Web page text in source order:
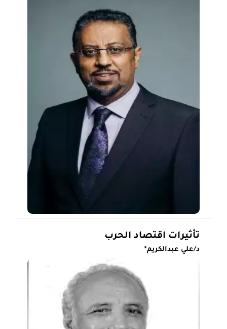
تأثيرات اقتصاد الحرب
د/علي عبدالكريم*